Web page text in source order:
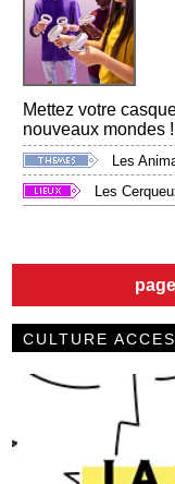
Mettez votre
nouveaux mondes !
Les
Les
CULTURE